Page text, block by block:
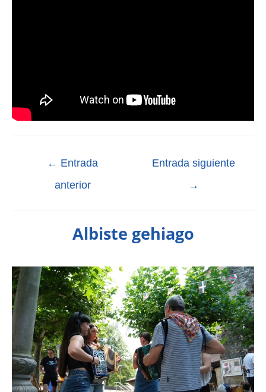
← Entrada
anterior
Entrada siguiente
→
Albiste gehiago